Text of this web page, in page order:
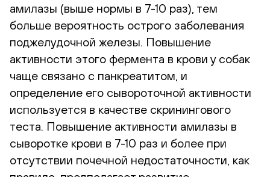
амилазы (выше нормы в 7-10 раз), тем
больше вероятность острого заболевания
поджелудочной железы. Повышение
активности этого фермента в крови у собак
чаще связано с панкреатитом, и
определение его сывороточной активности
используется в качестве скринингового
теста. Повышение активности амилазы в
сыворотке крови в 7-10 раз и более при
отсутствии почечной недостаточности, как